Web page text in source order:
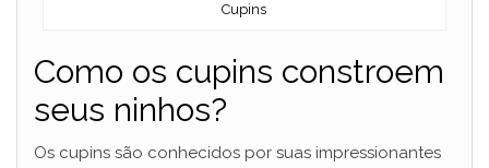
Cupins
Como os cupins constroem
seus ninhos?
Os cupins são conhecidos por suas impressionantes